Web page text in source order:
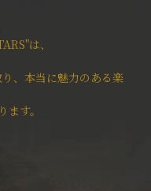
は、
、本当に魅力のある楽
す。